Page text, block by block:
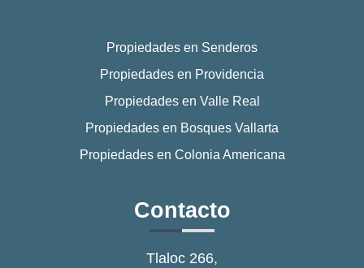
Propiedades en Senderos
Propiedades en Providencia
Propiedades en Valle Real
Propiedades en Bosques Vallarta
Propiedades en Colonia Americana
Contacto
Tlaloc 266,